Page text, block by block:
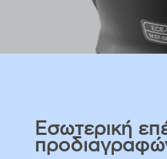
Εσωτερική